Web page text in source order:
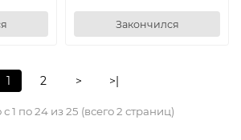
Закончился
1 2 > >|
1 по 24 из 25 (всего 2 страниц)